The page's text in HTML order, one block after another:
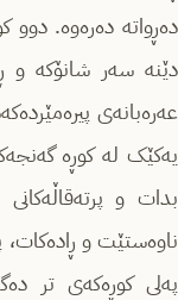
دەڕواتە دەرەوە. دوو
دێنە سەر شانۆکە و
عەرەبانەی
یەکێک لە کوڕە
بدات و
ناوەستێت و
پەلی کوڕەکەی تر